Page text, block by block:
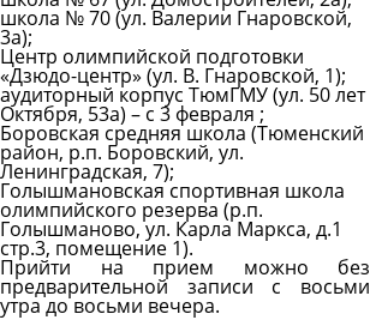
школа № 70 (ул. Валерии Гнаровской,
3а);
Центр олимпийской подготовки
«Дзюдо-центр» (ул. В. Гнаровской, 1);
аудиторный корпус ТюмГМУ (ул. 50 лет
Октября, 53а) – с 3 февраля ;
Боровская средняя школа (Тюменский
район, р.п. Боровский, ул.
Ленинградская, 7);
Голышмановская спортивная школа
олимпийского резерва (р.п.
Голышманово, ул. Карла Маркса, д.1
стр.3, помещение 1).
Прийти на прием можно без
предварительной записи с восьми
утра до восьми вечера.